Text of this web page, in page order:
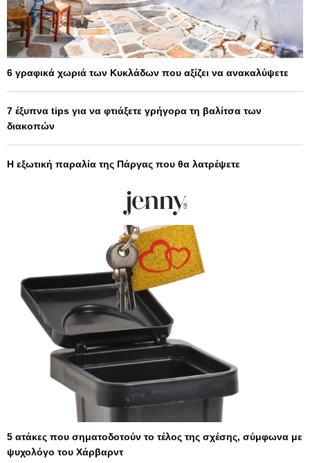
6 γραφικά χωριά των Κυκλάδων που αξίζει να ανακαλύψετε
7 έξυπνα tips για να φτιάξετε γρήγορα τη βαλίτσα των
διακοπών
Η εξωτική παραλία της Πάργας που θα λατρέψετε
5 ατάκες που σηματοδοτούν το τέλος της σχέσης, σύμφωνα με
ψυχολόγο του Χάρβαρντ